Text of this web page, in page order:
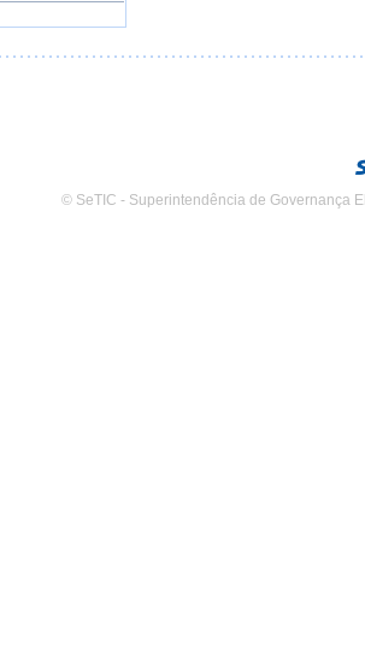
© SeTIC - Superintendência de Governança